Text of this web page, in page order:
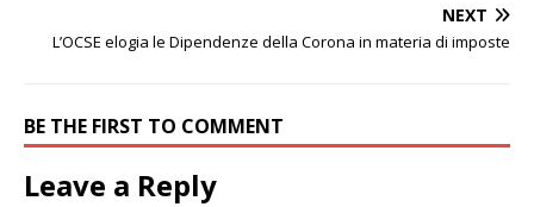
NEXT
L’OCSE elogia le Dipendenze della Corona in materia di imposte
BE THE FIRST TO COMMENT
Leave a Reply